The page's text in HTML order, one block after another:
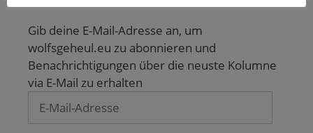
Gib deine E-Mail-Adresse an, um
wolfsgeheul.eu zu abonnieren und
Benachrichtigungen über die neuste Kolumne
via E-Mail zu erhalten
Mail-